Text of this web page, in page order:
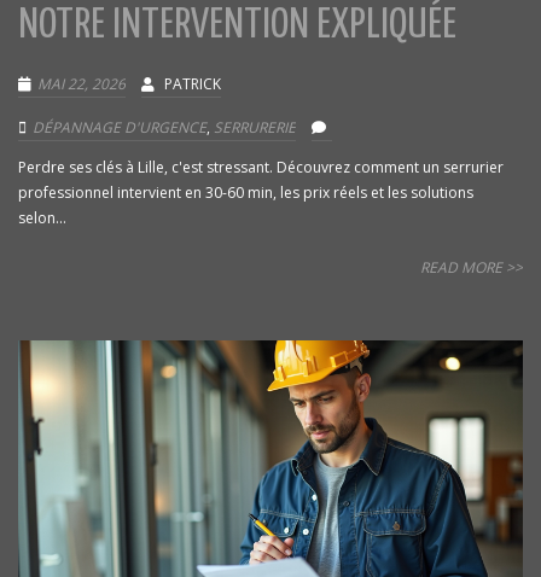
NOTRE INTERVENTION EXPLIQUÉE
MAI 22, 2026 PATRICK
DÉPANNAGE D'URGENCE, SERRURERIE
Perdre ses clés à Lille, c'est stressant. Découvrez comment un serrurier
professionnel intervient en 30-60 min, les prix réels et les solutions
selon...
READ MORE >>